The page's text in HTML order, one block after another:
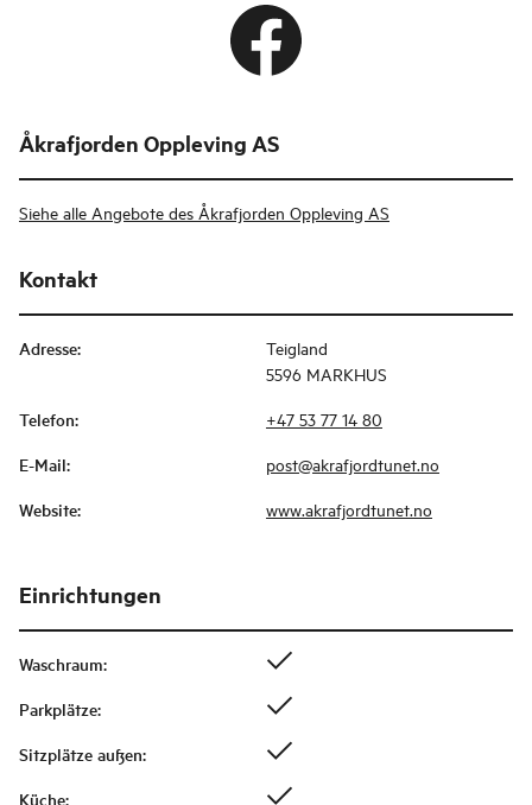
Åkrafjorden Oppleving AS
Siehe alle Angebote des Åkrafjorden Oppleving AS
Kontakt
Adresse:
Teigland
5596 MARKHUS
Telefon: +47 53 77 14 80
E-Mail: post@akrafjordtunet.no
Website: www.akrafjordtunet.no
Einrichtungen
Waschraum:
Parkplätze:
Sitzplätze außen:
Küche: